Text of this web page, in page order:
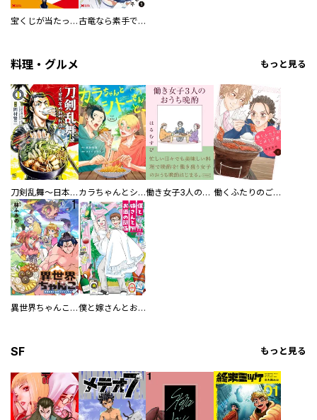
宝くじが当たったのでレベル１から聖剣を買ってみる（コミック） 古竜なら素手で倒せますけど、これって常識じゃないんですか？（コミック） 分冊版
料理・グルメ もっと見る
刀剣乱舞～日本号つれづれ酒～ カラちゃんとシトーさんと、 【分冊版】 働き女子3人のおうち晩酌 働くふたりのごほうび飯
異世界ちゃんこ～横綱目前に召喚されたんだが～ 【連載版】 僕と嫁さんとお酒の関係
SF もっと見る